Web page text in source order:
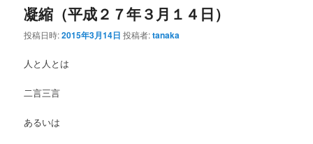
凝縮（平成２７年３月１４日）
投稿日時:2015年3月14日 投稿者:tanaka
人と人とは
二言三言
あるいは